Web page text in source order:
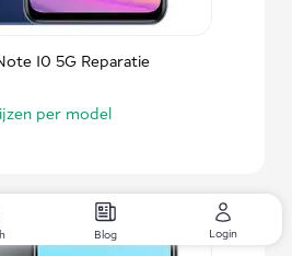
Blog Login
10 5G Reparatie
per model